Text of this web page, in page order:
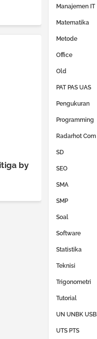
by
Manajemen IT
Matematika
Metode
Office
Old
PAT PAS UAS
Pengukuran
Programming
Radarhot Com
SD
SEO
SMA
SMP
Soal
Software
Statistika
Teknisi
Trigonometri
Tutorial
UN UNBK
UTS PTS